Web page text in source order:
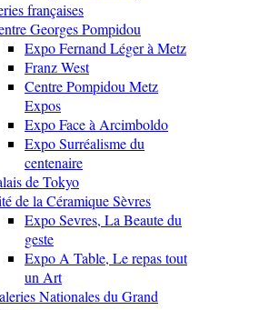
françaises
Georges Pompidou
Expo Fernand Léger à Metz
Franz West
Centre Pompidou Metz
Expos
Expo Face à Arcimboldo
Expo Surréalisme du
centenaire
de Tokyo
de la Céramique Sèvres
Expo Sevres, La Beaute du
geste
Expo A Table, Le repas tout
un Art
Nationales du Grand